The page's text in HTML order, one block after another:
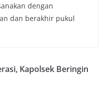
dengan
dan berakhir pukul
Kapolsek Beringin